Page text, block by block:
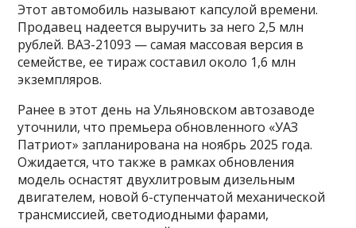
Этот автомобиль называют капсулой времени.
Продавец надеется выручить за него 2,5 млн
рублей. ВАЗ-21093 — самая массовая версия в
семействе, ее тираж составил около 1,6 млн
экземпляров.
Ранее в этот день на Ульяновском автозаводе
уточнили, что премьера обновленного «УАЗ
Патриот» запланирована на ноябрь 2025 года.
Ожидается, что также в рамках обновления
модель оснастят двухлитровым дизельным
двигателем, новой 6-ступенчатой механической
трансмиссией, светодиодными фарами,